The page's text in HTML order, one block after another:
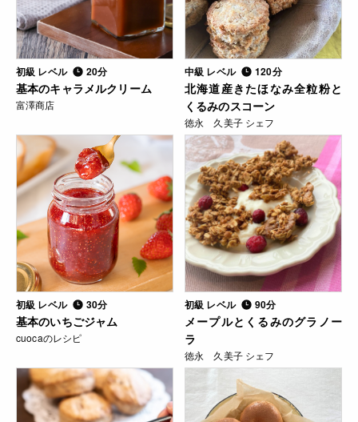
初級 レベル 20分
基本のキャラメルクリーム
富澤商店
中級 レベル 120分
北海道産きたほなみ全粒粉と
くるみのスコーン
徳永 久美子 シェフ
初級 レベル 30分
基本のいちごジャム
cuocaのレシピ
初級 レベル 90分
メープルとくるみのグラノー
ラ
徳永 久美子 シェフ